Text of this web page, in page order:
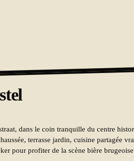
dans le coin tranquille du centre
terrasse jardin, cuisine partagée
pour profiter de la scène bière